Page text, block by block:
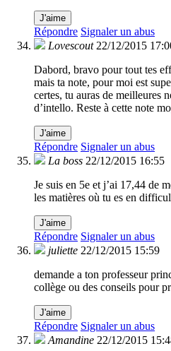
J'aime
Répondre Signaler un abus
Lovescout 22/12/2015
Dabord, bravo pour tout tes
mais ta note, pour moi est
certes, tu auras de meilleures
d’intello. Reste à cette note
J'aime
Répondre Signaler un abus
La boss 22/12/2015 16:55
Je suis en 5e et j’ai 17,44 de
les matières où tu es en
J'aime
Répondre Signaler un abus
juliette 22/12/2015 15:59
demande a ton professeur
collège ou des conseils pour
J'aime
Répondre Signaler un abus
Amandine 22/12/2015